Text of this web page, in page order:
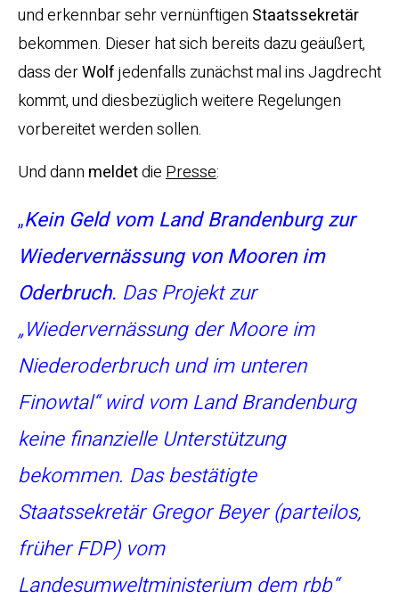
und erkennbar sehr vernünftigen Staatssekretär
bekommen. Dieser hat sich bereits dazu geäußert,
dass derWolfjedenfalls zunächst mal ins Jagdrecht
kommt, und diesbezüglich weitere Regelungen
vorbereitet werden sollen.
Und dann meldetdiePresse:
„Kein Geld vom Land Brandenburg zur
Wiedervernässung von Mooren im
Oderbruch. Das Projekt zur
„Wiedervernässung der Moore im
Niederoderbruch und im unteren
Finowtal“ wird vom Land Brandenburg
keine finanzielle Unterstützung
bekommen. Das bestätigte
Staatssekretär Gregor Beyer (parteilos,
früher FDP) vom
Landesumweltministerium dem rbb“